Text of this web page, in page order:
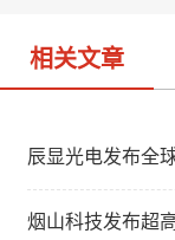
相关文章
辰显光电发布全
烟山科技发布超